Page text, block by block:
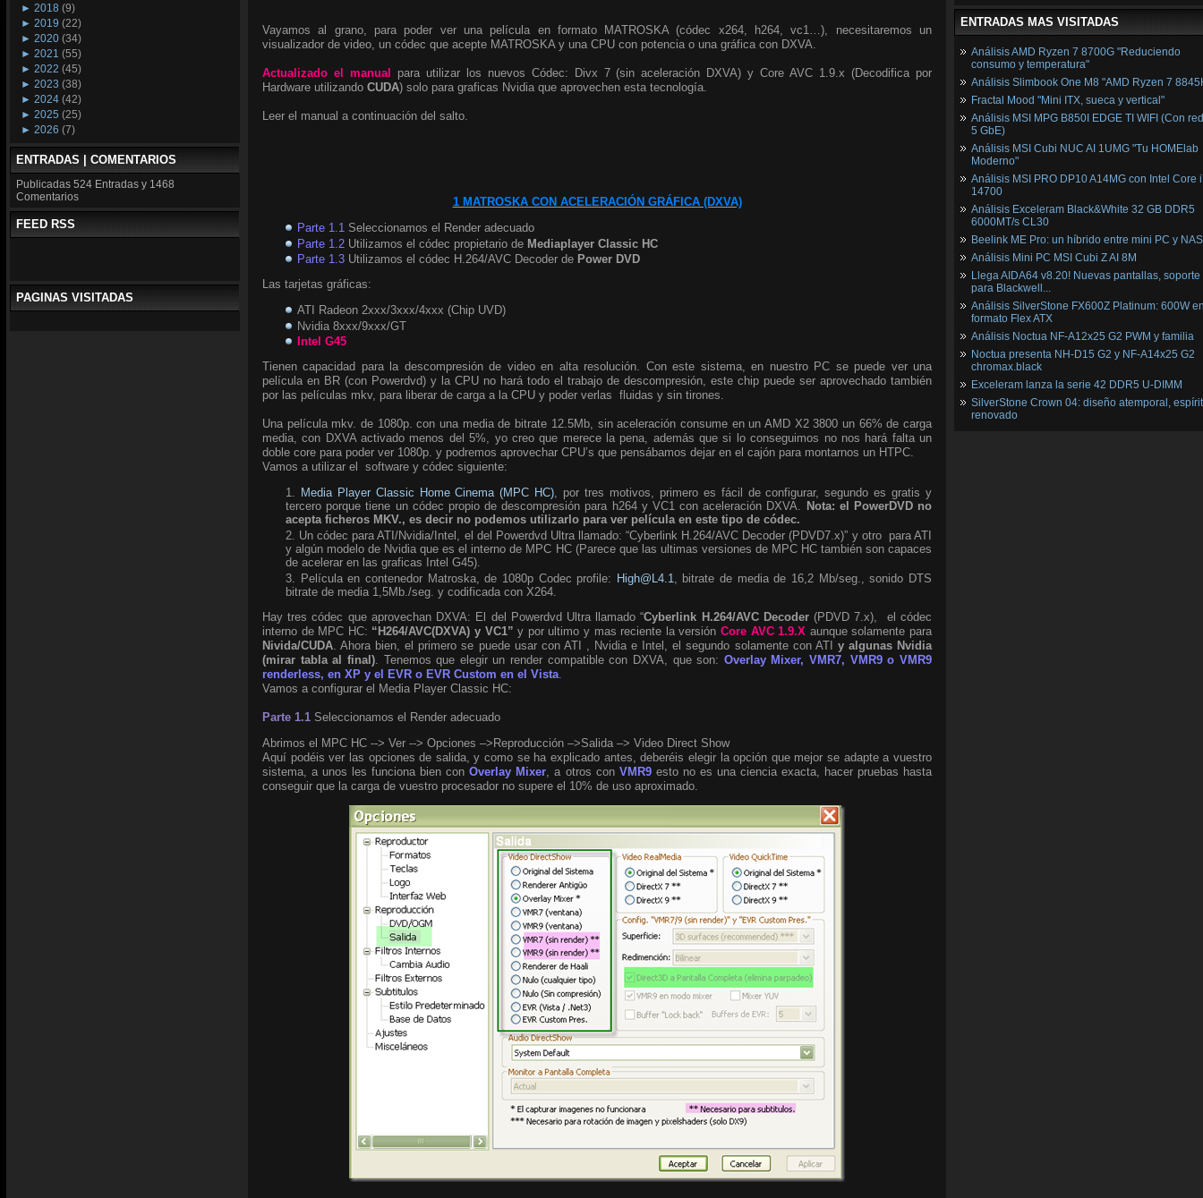
► 2018 (9)
► 2019 (22)
► 2020 (34)
► 2021 (55)
► 2022 (45)
► 2023 (38)
► 2024 (42)
► 2025 (25)
► 2026 (7)
ENTRADAS | COMENTARIOS
Publicadas 524 Entradas y 1468
Comentarios
FEED RSS
PAGINAS VISITADAS
Vayamos al grano, para poder ver una película en formato MATROSKA (códec x264, h264, vc1…), necesitaremos un
visualizador de video, un códec que acepte MATROSKA y una CPU con potencia o una gráfica con DXVA.
Actualizado el manual
para utilizar los nuevos Códec: Divx 7 (sin aceleración DXVA) y Core AVC 1.9.x (Decodifica por
Hardware utilizando CUDA) solo para graficas Nvidia que aprovechen esta tecnología.
Leer el manual a continuación del salto.
1 MATROSKA CON ACELERACIÓN GRÁFICA (DXVA)
Parte 1.1 Seleccionamos el Render adecuado
Parte 1.2 Utilizamos el códec propietario de Mediaplayer Classic HC
Parte 1.3 Utilizamos el códec H.264/AVC Decoder de Power DVD
Las tarjetas gráficas:
ATI Radeon 2xxx/3xxx/4xxx (Chip UVD)
Nvidia 8xxx/9xxx/GT
Intel G45
Tienen capacidad para la descompresión de video en alta resolución. Con este sistema, en nuestro PC se puede ver una
película en BR (con Powerdvd) y la CPU no hará todo el trabajo de descompresión, este chip puede ser aprovechado también
por las películas mkv, para liberar de carga a la CPU y poder verlas fluidas y sin tirones.
Una película mkv. de 1080p. con una media de bitrate 12.5Mb, sin aceleración consume en un AMD X2 3800 un 66% de carga
media, con DXVA activado menos del 5%, yo creo que merece la pena, además que si lo conseguimos no nos hará falta un
doble core para poder ver 1080p. y podremos aprovechar CPU’s que pensábamos dejar en el cajón para montarnos un HTPC.
Vamos a utilizar el software y códec siguiente:
Media Player Classic Home Cinema (MPC HC), por tres motivos, primero es fácil de configurar, segundo es gratis y
tercero porque tiene un códec propio de descompresión para h264 y VC1 con aceleración DXVA. Nota: el PowerDVD no
acepta ficheros MKV., es decir no podemos utilizarlo para ver película en este tipo de códec.
Un códec para ATI/Nvidia/Intel, el del Powerdvd Ultra llamado: “Cyberlink H.264/AVC Decoder (PDVD7.x)” y otro para ATI
y algún modelo de Nvidia que es el interno de MPC HC (Parece que las ultimas versiones de MPC HC también son capaces
de acelerar en las graficas Intel G45).
Película en contenedor Matroska, de 1080p Codec profile: High@L4.1
, bitrate de media de 16,2 Mb/seg., sonido DTS
bitrate de media 1,5Mb./seg. y codificada con X264.
Hay tres códec que aprovechan DXVA: El del Powerdvd Ultra llamado “Cyberlink H.264/AVC Decoder(PDVD 7.x), el códec
interno de MPC HC: “H264/AVC(DXVA) y VC1”y por ultimo y mas reciente la versiónCore AVC 1.9.X aunque solamente para
Nivida/CUDA . Ahora bien, el primero se puede usar con ATI , Nvidia e Intel, el segundo solamente con ATI y algunas Nvidia
(mirar tabla al final). Tenemos que elegir un render compatible con DXVA, que son: Overlay Mixer, VMR7, VMR9 o VMR9
renderless, en XP y el EVR o EVR Custom en el Vista
Vamos a configurar el Media Player Classic HC:
Parte 1.1 Seleccionamos el Render adecuado
Abrimos el MPC HC --> Ver --> Opciones –>Reproducción –>Salida –> Video Direct Show
Aquí podéis ver las opciones de salida, y como se ha explicado antes, deberéis elegir la opción que mejor se adapte a vuestro
sistema, a unos les funciona bien conOverlay Mixer , a otros con VMR9esto no es una ciencia exacta, hacer pruebas hasta
conseguir que la carga de vuestro procesador no supere el 10% de uso aproximado.
ENTRADAS MAS VISITADAS
Análisis AMD Ryzen 7 8700G "Reduciendo
consumo y temperatura"
Análisis Slimbook One M8 "AMD Ryzen 7
Fractal Mood "Mini ITX, sueca y vertical"
Análisis MSI MPG B850I EDGE TI WIFI (Con
5 GbE)
Análisis MSI Cubi NUC AI 1UMG "Tu HOMElab
Moderno"
Análisis MSI PRO DP10 A14MG con Intel Core
14700
Análisis Exceleram Black&White 32 GB DDR5
6000MT/s CL30
Beelink ME Pro: un híbrido entre mini PC y NAS
Análisis Mini PC MSI Cubi Z AI 8M
Llega AIDA64 v8.20! Nuevas pantallas, soporte
para Blackwell...
Análisis SilverStone FX600Z Platinum: 600W
formato Flex ATX
Análisis Noctua NF-A12x25 G2 PWM y familia
Noctua presenta NH-D15 G2 y NF-A14x25 G2
chromax.black
Exceleram lanza la serie 42 DDR5 U-DIMM
SilverStone Crown 04: diseño atemporal,
renovado